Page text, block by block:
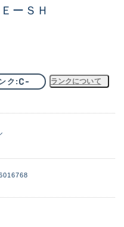
ーＳＨ
ク C- ランクについて